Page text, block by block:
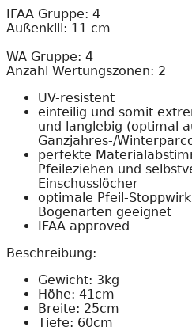
IFAA Gruppe: 4
Außenkill: 11 cm
WA Gruppe: 4
Anzahl Wertungszonen: 2
UV-resistent
einteilig und somit
und langlebig (optimal
Ganzjahres-/
perfekte
Pfeileziehen und
Einschusslöcher
optimale Pfeil-
Bogenarten geeignet
IFAA approved
Beschreibung:
Gewicht: 3kg
Höhe: 41cm
Breite: 25cm
Tiefe: 60cm